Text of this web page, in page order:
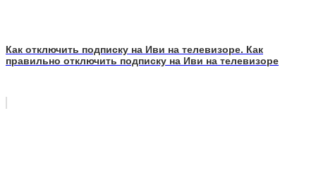
Как отключить подписку на Иви на телевизоре. Как
правильно отключить подписку на Иви на телевизоре